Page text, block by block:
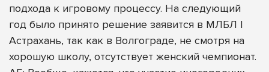
подхода к игровому процессу. На следующий
год было принято решение заявится в МЛБЛ |
Астрахань, так как в Волгограде, не смотря на
хорошую школу, отсутствует женский чемпионат.